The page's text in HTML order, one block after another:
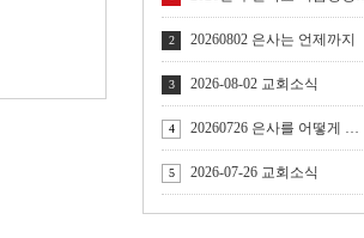
2 20260802 은사는 언제까지
3 2026-08-02 교회소식
4 20260726 은사를 어떻게 사용할 것인가
5 2026-07-26 교회소식